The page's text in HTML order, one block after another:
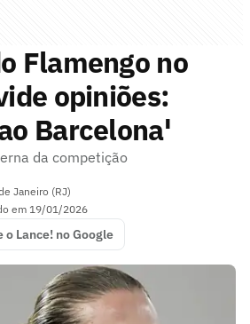
Flamengo no
opiniões:
Barcelona'
da competição
Janeiro (RJ)
em 19/01/2026
o Lance! no Google